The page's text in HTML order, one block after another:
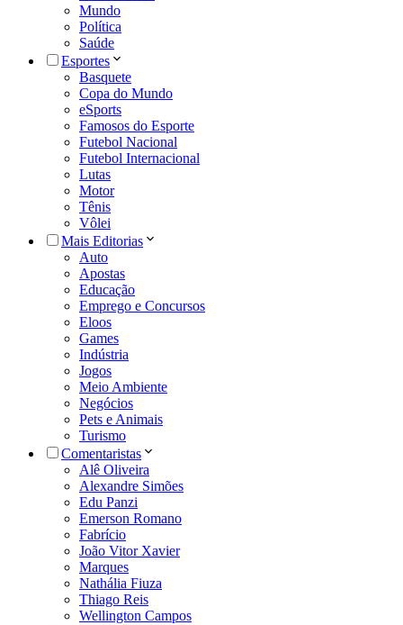
Mundo
Política
Saúde
Esportes
Basquete
Copa do Mundo
eSports
Famosos do Esporte
Futebol Nacional
Futebol Internacional
Lutas
Motor
Tênis
Vôlei
Mais Editorias
Auto
Apostas
Educação
Emprego e Concursos
Eloos
Games
Indústria
Jogos
Meio Ambiente
Negócios
Pets e Animais
Turismo
Comentaristas
Alê Oliveira
Alexandre Simões
Edu Panzi
Emerson Romano
Fabrício
João Vitor Xavier
Marques
Nathália Fiuza
Thiago Reis
Wellington Campos